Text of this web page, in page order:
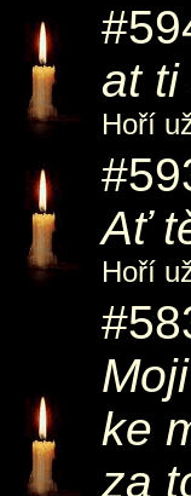
at ti
Hoří
Ať
Hoří
ke
za